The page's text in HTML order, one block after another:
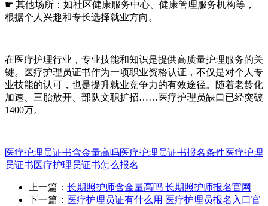
☛ 其他场所：如社区健康服务中心、健康管理服务机构等，
根据个人兴趣和专长选择就业方向。
在医疗护理行业，专业技能和知识是提供高质量护理服务的关
键。医疗护理员证书作为一项职业资格认证，不仅是对个人专
业技能的认可，也是提升就业竞争力的有效途径。随着老龄化
加速、三胎放开、部队文职扩招……医疗护理员缺口已经突破
1400万。
医疗护理员证书含金量高吗医疗护理员证书报名条件医疗护理
员证书医疗护理员证书怎么报名
上一篇： 长期照护师含金量高吗 长期照护师报名官网
下一篇： 医疗护理员证有什么用 医疗护理员报名入口官